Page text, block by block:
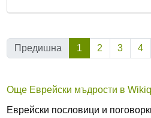
Предишна 1 (Текуща)
2 3 4
Още Еврейски мъдрости в
Еврейски пословици и